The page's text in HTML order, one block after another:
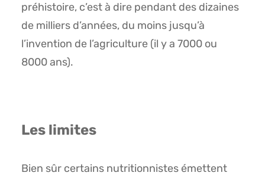
préhistoire, c’est à dire pendant des dizaines
de milliers d’années, du moins jusqu’à
l’invention de l’agriculture (il y a 7000 ou
8000 ans).
Les limites
Bien sûr certains nutritionnistes émettent